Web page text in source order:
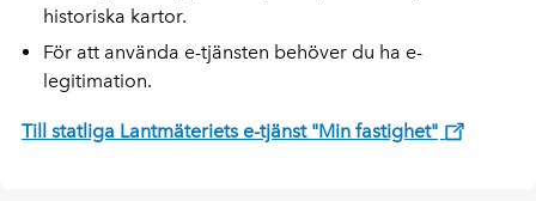
historiska kartor.
För att använda e-tjänsten behöver du ha e-
legitimation.
Till statliga Lantmäteriets e-tjänst "Min fastighet"